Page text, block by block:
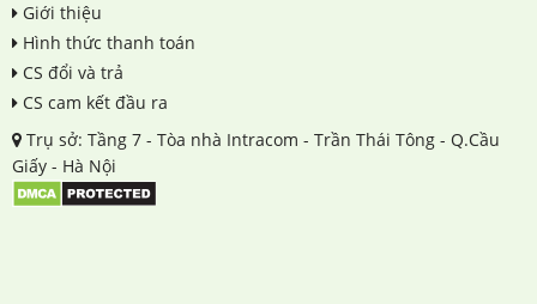
Giới thiệu
Hình thức thanh toán
CS đổi và trả
CS cam kết đầu ra
Trụ sở: Tầng 7 - Tòa nhà Intracom - Trần Thái Tông - Q.Cầu
Giấy - Hà Nội